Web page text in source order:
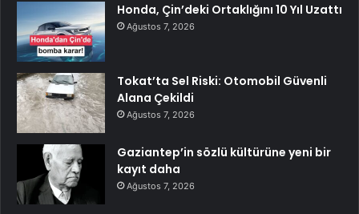
Honda, Çin’deki Ortaklığını 10 Yıl Uzattı
Ağustos 7, 2026
Tokat’ta Sel Riski: Otomobil Güvenli
Alana Çekildi
Ağustos 7, 2026
Gaziantep’in sözlü kültürüne yeni bir
kayıt daha
Ağustos 7, 2026